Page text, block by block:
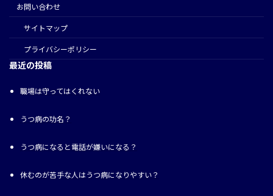
お問い合わせ
サイトマップ
プライバシーポリシー
最近の投稿
職場は守ってはくれない
うつ病の功名？
うつ病になると電話が嫌いになる？
休むのが苦手な人はうつ病になりやすい？